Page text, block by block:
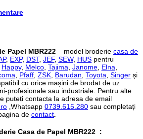
Papel MBR222 – model broderie casa de
, EXP, DST, JEF, SEW, HUS pentru
Happy, Melco Tajima Janome Elna
Pfaff ZSK Barudan Toyota Singer și
cu orice mașini de brodat de uz
profesionale sau industriale. Pentru alte
puteți contacta la adresa de email
,Whatsapp 0739.615.280 sau completați
de contact.
Casa de Papel MBR222 :